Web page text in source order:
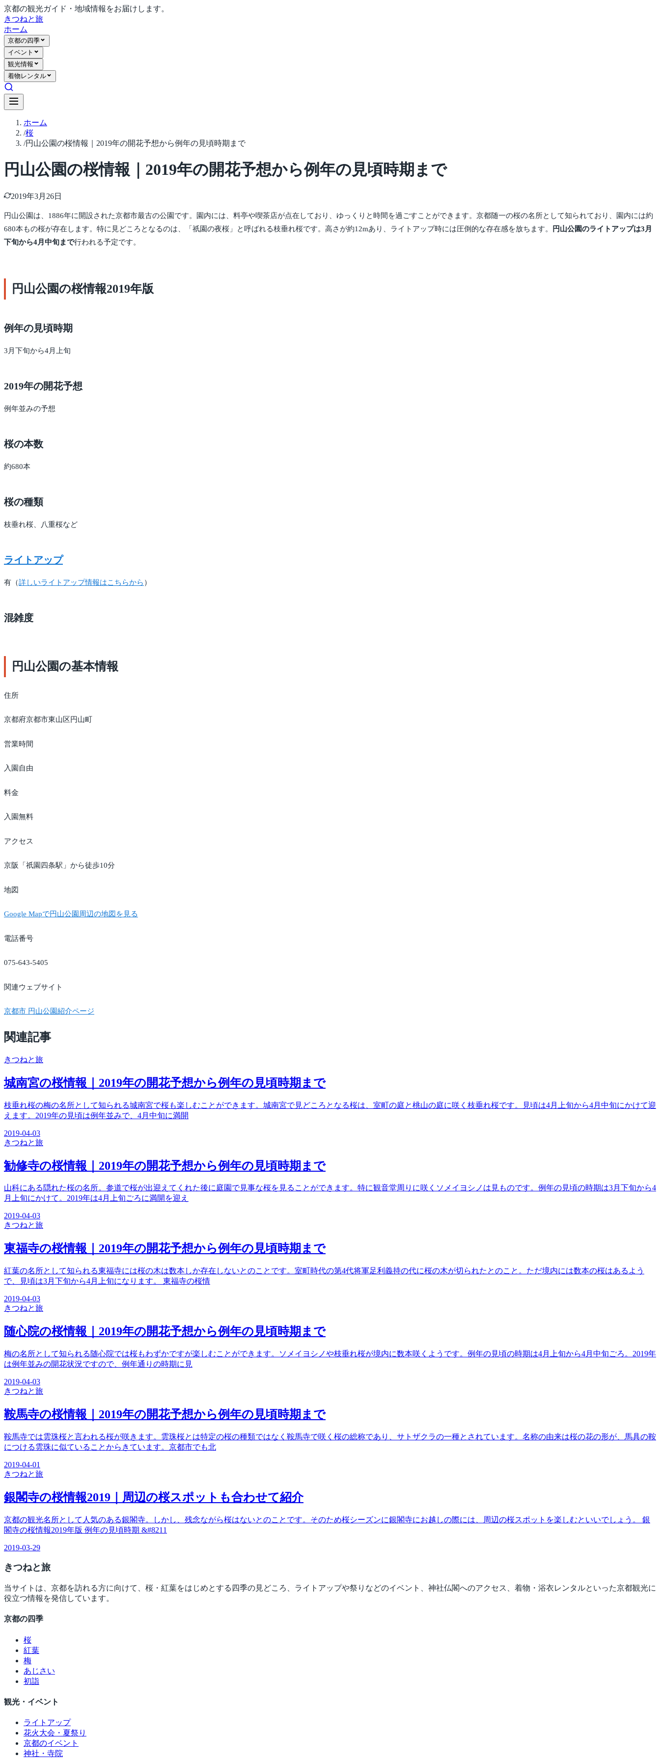
京都の観光ガイド・地域情報をお届けします。
きつねと旅
ホーム
京都の四季
イベント
観光情報
着物レンタル
ホーム
/桜
/円山公園の桜情報｜2019年の開花予想から例年の見頃時期まで
円山公園の桜情報｜2019年の開花予想から例年の見頃時期まで
2019年3月26日
円山公園は、1886年に開設された京都市最古の公園です。園内には、料亭や喫茶店が点在しており、ゆっくりと時間を過ごすことができます。京都随一の桜の名所として知られており、園内には約
680本もの桜が存在します。特に見どころとなるのは、「祇園の夜桜」と呼ばれる枝垂れ桜です。高さが約12mあり、ライトアップ時には圧倒的な存在感を放ちます。
円山公園のライトアップは3月
下旬から4月中旬まで行われる予定です。
円山公園の桜情報2019年版
例年の見頃時期
3月下旬から4月上旬
2019年の開花予想
例年並みの予想
桜の本数
約680本
桜の種類
枝垂れ桜、八重桜など
ライトアップ
有（詳しいライトアップ情報はこちらから ）
混雑度
円山公園の基本情報
住所
京都府京都市東山区円山町
営業時間
入園自由
料金
入園無料
アクセス
京阪「祇園四条駅」から徒歩10分
地図
Google Mapで円山公園周辺の地図を見る
電話番号
075-643-5405
関連ウェブサイト
京都市 円山公園紹介ページ
関連記事
きつねと旅
城南宮の桜情報｜2019年の開花予想から例年の見頃時期まで
枝垂れ桜の梅の名所として知られる城南宮で桜も楽しむことができます。城南宮で見どころとなる桜は、室町の庭と桃山の庭に咲く枝垂れ桜です。見頃は4月上旬から4月中旬にかけて迎
えます。2019年の見頃は例年並みで、4月中旬に満開
2019-04-03
きつねと旅
勧修寺の桜情報｜2019年の開花予想から例年の見頃時期まで
山科にある隠れた桜の名所。参道で桜が出迎えてくれた後に庭園で見事な桜を見ることができます。特に観音堂周りに咲くソメイヨシノは見ものです。例年の見頃の時期は3月下旬から4
月上旬にかけて。2019年は4月上旬ごろに満開を迎え
2019-04-03
きつねと旅
東福寺の桜情報｜2019年の開花予想から例年の見頃時期まで
紅葉の名所として知られる東福寺には桜の木は数本しか存在しないとのことです。室町時代の第4代将軍足利義持の代に桜の木が切られたとのこと。ただ境内には数本の桜はあるよう
で、見頃は3月下旬から4月上旬になります。 東福寺の桜情
2019-04-03
きつねと旅
随心院の桜情報｜2019年の開花予想から例年の見頃時期まで
梅の名所として知られる随心院では桜もわずかですが楽しむことができます。ソメイヨシノや枝垂れ桜が境内に数本咲くようです。例年の見頃の時期は4月上旬から4月中旬ごろ。2019年
は例年並みの開花状況ですので、例年通りの時期に見
2019-04-03
きつねと旅
鞍馬寺の桜情報｜2019年の開花予想から例年の見頃時期まで
鞍馬寺では雲珠桜と言われる桜が咲きます。雲珠桜とは特定の桜の種類ではなく鞍馬寺で咲く桜の総称であり、サトザクラの一種とされています。名称の由来は桜の花の形が、馬具の鞍
につける雲珠に似ていることからきています。京都市でも北
2019-04-01
きつねと旅
銀閣寺の桜情報2019｜周辺の桜スポットも合わせて紹介
京都の観光名所として人気のある銀閣寺。しかし、残念ながら桜はないとのことです。そのため桜シーズンに銀閣寺にお越しの際には、周辺の桜スポットを楽しむといいでしょう。 銀
閣寺の桜情報2019年版 例年の見頃時期 &#8211
2019-03-29
きつねと旅
当サイトは、京都を訪れる方に向けて、桜・紅葉をはじめとする四季の見どころ、ライトアップや祭りなどのイベント、神社仏閣へのアクセス、着物・浴衣レンタルといった京都観光に
役立つ情報を発信しています。
京都の四季
桜
紅葉
梅
あじさい
初詣
観光・イベント
ライトアップ
花火大会・夏祭り
京都のイベント
神社・寺院